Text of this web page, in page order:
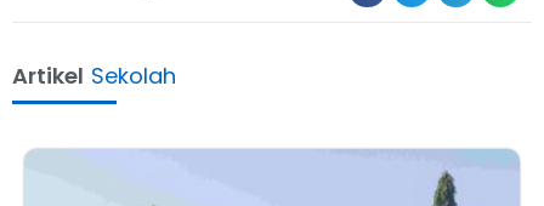
Artikel Sekolah